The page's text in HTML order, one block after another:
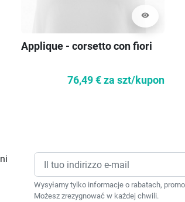
visibility
Applique - corsetto con fiori
76,49 €za szt/kupon
Wysyłamy tylko informacje o rabatach,
Możesz zrezygnować w każdej chwili.